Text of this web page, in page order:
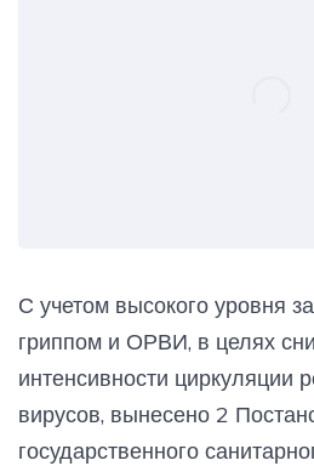
С учетом высокого уровня
гриппом и ОРВИ, в целях
интенсивности циркуляции
вирусов, вынесено 2
государственного